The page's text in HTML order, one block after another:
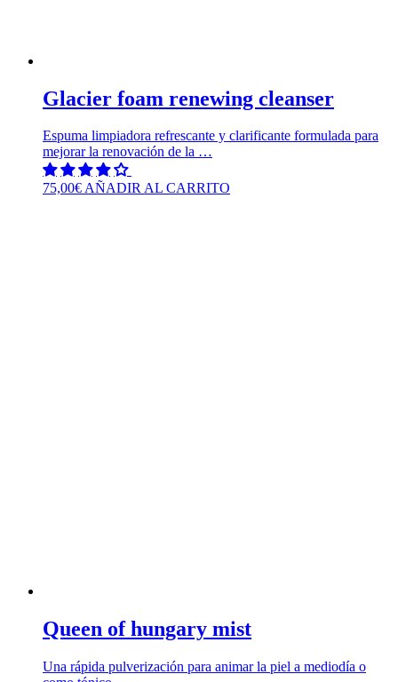
Glacier foam renewing cleanser
Espuma limpiadora refrescante y clarificante formulada para
mejorar la renovación de la …
75,00€AÑADIR AL CARRITO
Queen of hungary mist
Una rápida pulverización para animar la piel a mediodía o